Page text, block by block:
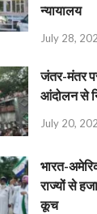
न्यायालय
July 28,
जंतर-मंतर
आंदोलन से
July 20,
भारत-
राज्यों से
कूच